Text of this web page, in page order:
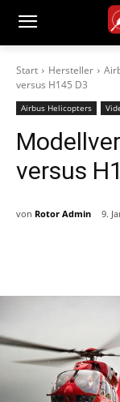
Start Hersteller
versus H145 D3
Airbus Helicopters
versus
von Rotor Admin 9.